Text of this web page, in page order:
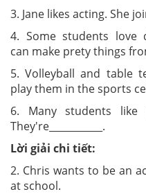
3. Jane likes acting. She
4. Some students love
can make prety things
5. Volleyball and table
play them in the sports
6. Many students like
They're___________.
Lời giải chi tiết:
2. Chris wants to be an
at school.